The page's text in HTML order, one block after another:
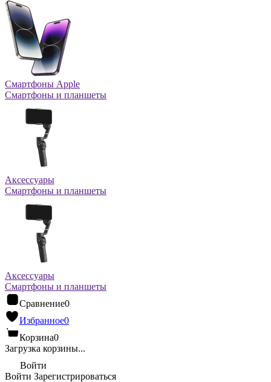
Смартфоны Apple
Смартфоны и планшеты
Аксессуары
Смартфоны и планшеты
Аксессуары
Смартфоны и планшеты
Сравнение0
Избранное0
Корзина0
Загрузка корзины...
Войти
Войти Зарегистрироваться